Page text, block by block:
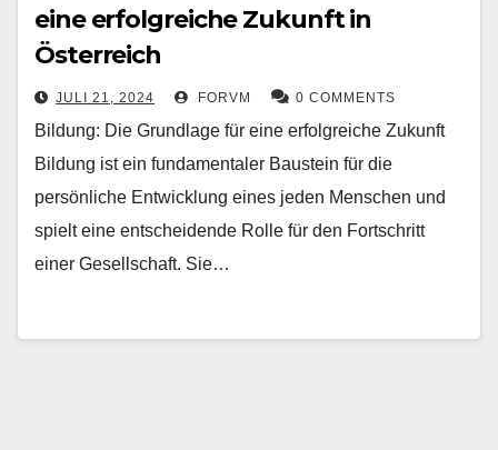
eine erfolgreiche Zukunft in
Österreich
JULI 21, 2024 FORVM 0 COMMENTS
Bildung: Die Grundlage für eine erfolgreiche Zukunft
Bildung ist ein fundamentaler Baustein für die
persönliche Entwicklung eines jeden Menschen und
spielt eine entscheidende Rolle für den Fortschritt
einer Gesellschaft. Sie…